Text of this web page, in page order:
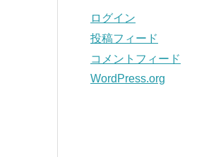
ログイン
投稿フィード
コメントフィード
WordPress.org